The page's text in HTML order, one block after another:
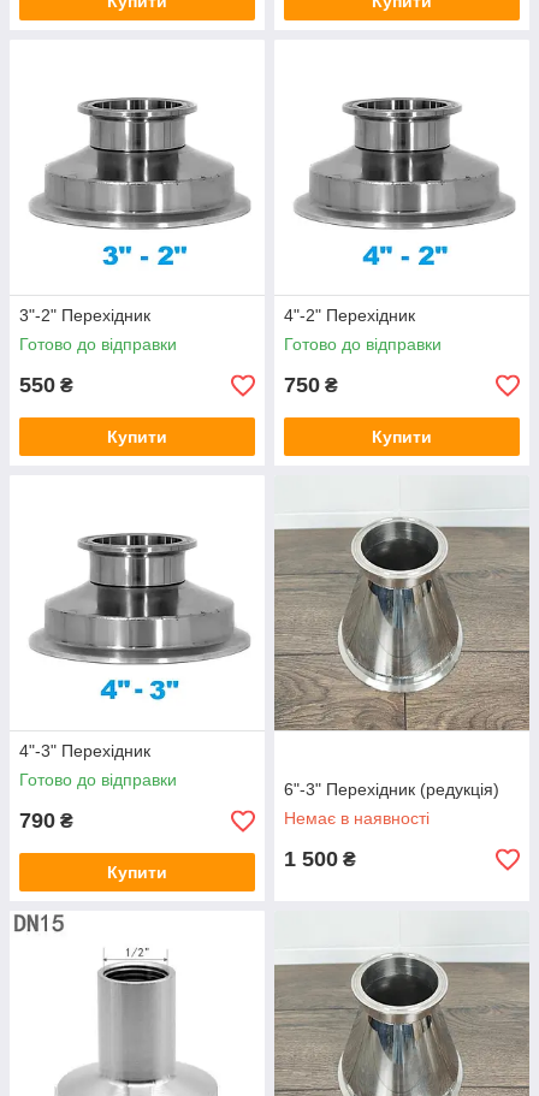
3"-2" Перехідник
Готово до відправки
550 ₴
Купити
4"-2" Перехідник
Готово до відправки
750 ₴
Купити
4"-3" Перехідник
Готово до відправки
790 ₴
Купити
6"-3" Перехідник (редукція)
Немає в наявності
1 500 ₴